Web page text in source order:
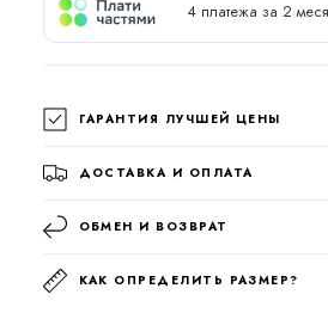
4 платежа за 2
ГАРАНТИЯ ЛУЧШЕЙ ЦЕНЫ
ДОСТАВКА И ОПЛАТА
ОБМЕН И ВОЗВРАТ
КАК ОПРЕДЕЛИТЬ РАЗМЕР?